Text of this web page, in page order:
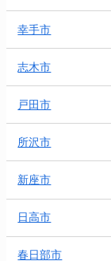
幸手市
志木市
戸田市
所沢市
新座市
日高市
春日部市